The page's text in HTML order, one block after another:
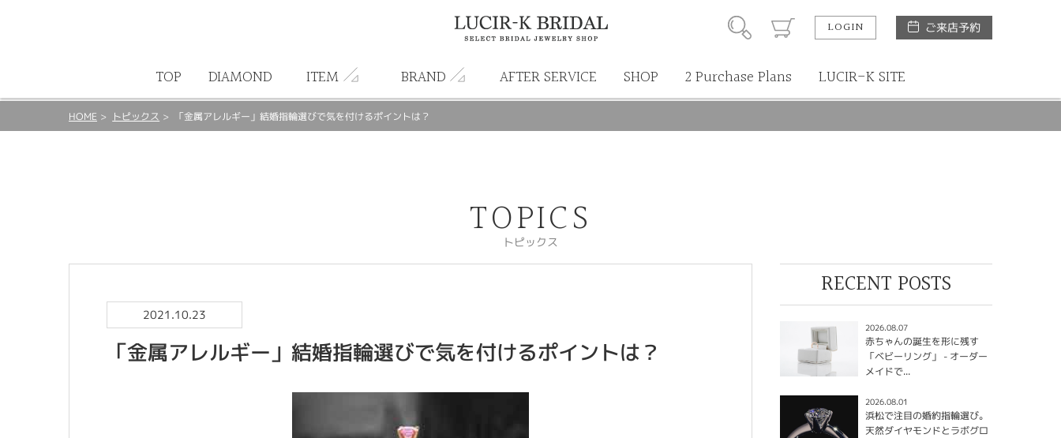
LOGIN ご来店予約
TOP DIAMOND ITEM BRAND AFTER SERVICE SHOP 2 Purchase Plans LUCIR-K SITE
HOME トピックス 「金属アレルギー」結婚指輪選びで気を付けるポイントは？
TOPICS
トピックス
2021.10.23
「金属アレルギー」結婚指輪選びで気を付けるポイントは？
RECENT POSTS
2026.08.07
赤ちゃんの誕生を形に残す
「ベビーリング」 - オーダー
メイドで...
2026.08.01
浜松で注目の婚約指輪選び。
天然ダイヤモンドとラボグロ